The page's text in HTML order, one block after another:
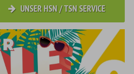
UNSER HSN / TSN SERVICE